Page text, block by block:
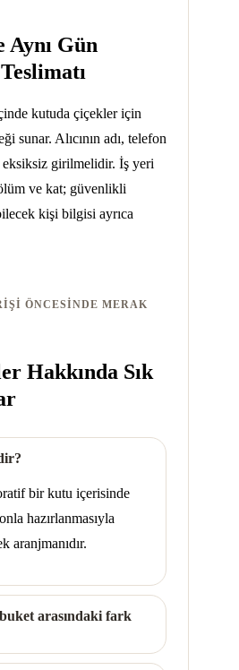
Gün
kutuda çiçekler için
sunar. Alıcının adı, telefon
eksiksiz girilmelidir. İş yeri
ve kat; güvenlikli
kişi bilgisi ayrıca
ÖNCESINDE MERAK
Hakkında Sık
bir kutu içerisinde
hazırlanmasıyla
aranjmanıdır.
arasındaki fark